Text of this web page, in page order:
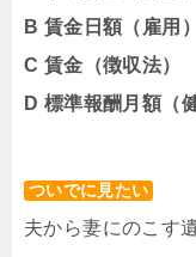
B 賃金日額（雇用）
C 賃金（徴収法）
D 標準報酬月額（
ついでに見たい
夫から妻にのこす